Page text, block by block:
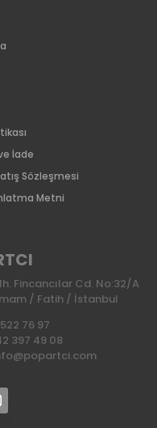
İade
Sözleşmesi
Metni
Fincancılar Cd. No:32/A
/ Fatih / İstanbul
76 97
397 49 08